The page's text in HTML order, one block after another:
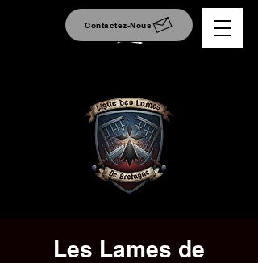
Contactez-Nous
Les Lames de